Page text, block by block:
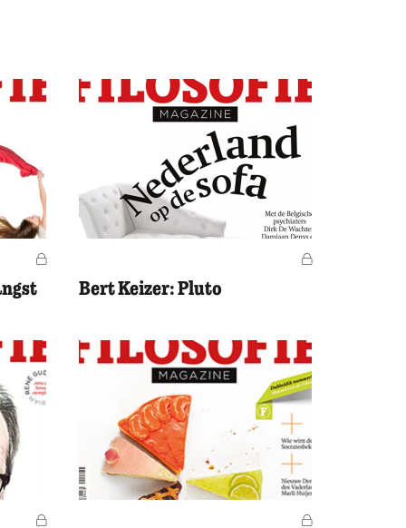
Voor leden Voor leden
Bert Keizer: Pluto
Voor leden Voor leden